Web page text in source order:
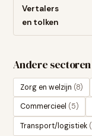
Vertalers
en tolken
Andere sectoren
Zorg en welzijn (8)
Commercieel (5)
Transport/logistiek (